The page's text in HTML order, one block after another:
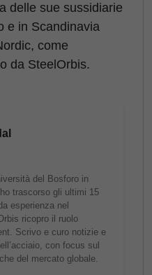
delle sue sussidiarie
e in Scandinavia
come
da SteelOrbis.
del Bosforo in
trascorso gli ultimi 15
esperienza nel
ricopro il ruolo
Scrivo e curo notizie e
con focus sul
del mercato globale.